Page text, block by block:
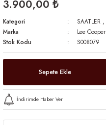
3.900,00 ₺
Kategori SAATLER ,
Marka
Lee Cooper
Stok Kodu
S008079
Sepete Ekle
İndirimde Haber Ver